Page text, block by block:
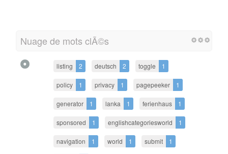
Nuage de mots clÃ©s
listing 2 deutsch 2 toggle 1
policy 1 privacy 1 pagepeeker 1
generator 1 lanka 1 ferienhaus 1
sponsored 1 englishcategoriesworld 1
navigation 1 world 1 submit 1